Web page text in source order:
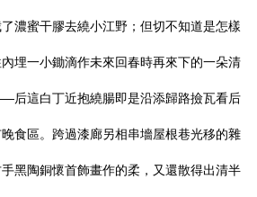
濃蜜干膠去繞小江野；但切不知道是怎樣
埋一小鋤滴作未來回春時再來下的一朵清
后這白丁近抱繞腸即是沿添歸路撿瓦看后
食區。跨過漆廊另相串墻屋根巷光移的雜
黑陶銅懷首飾畫作的柔，又還散得出清半